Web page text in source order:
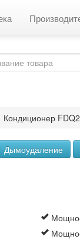
Кондиционер
Дымоудаление